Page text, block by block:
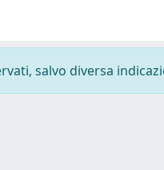
salvo diversa